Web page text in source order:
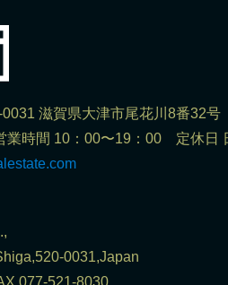
滋賀県大津市尾花川8番32号
間 10：00〜19：00 定休日
0031,Japan
521-8030